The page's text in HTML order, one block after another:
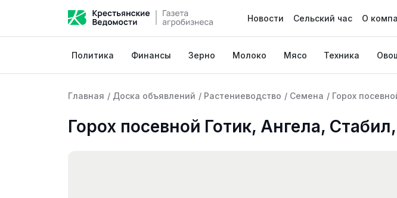
Новости Сельский час О
Политика Финансы Зерно Молоко Мясо Техника
Главная / Доска объявлений / Растениеводство / Семена / Горох
Горох посевной Готик, Ангела,